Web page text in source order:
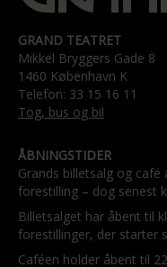
GRAND TEATRET
Mikkel Bryggers Gade 8
1460 København K
Telefon: 33 15 16 11
Tog, bus og bil
ÅBNINGSTIDER
Grands billetsalg og
forestilling – dog senest
Billetsalget har åbent til
forestillinger, der starter
Caféen holder åbent til